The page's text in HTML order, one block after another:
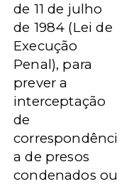
de 11 de julho
de 1984 (Lei de
Execução
Penal), para
prever a
interceptação
de
correspondênci
a de presos
condenados ou